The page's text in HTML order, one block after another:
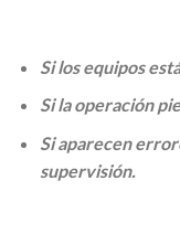
Si los equipos
Si la operación
Si aparecen
supervisión.